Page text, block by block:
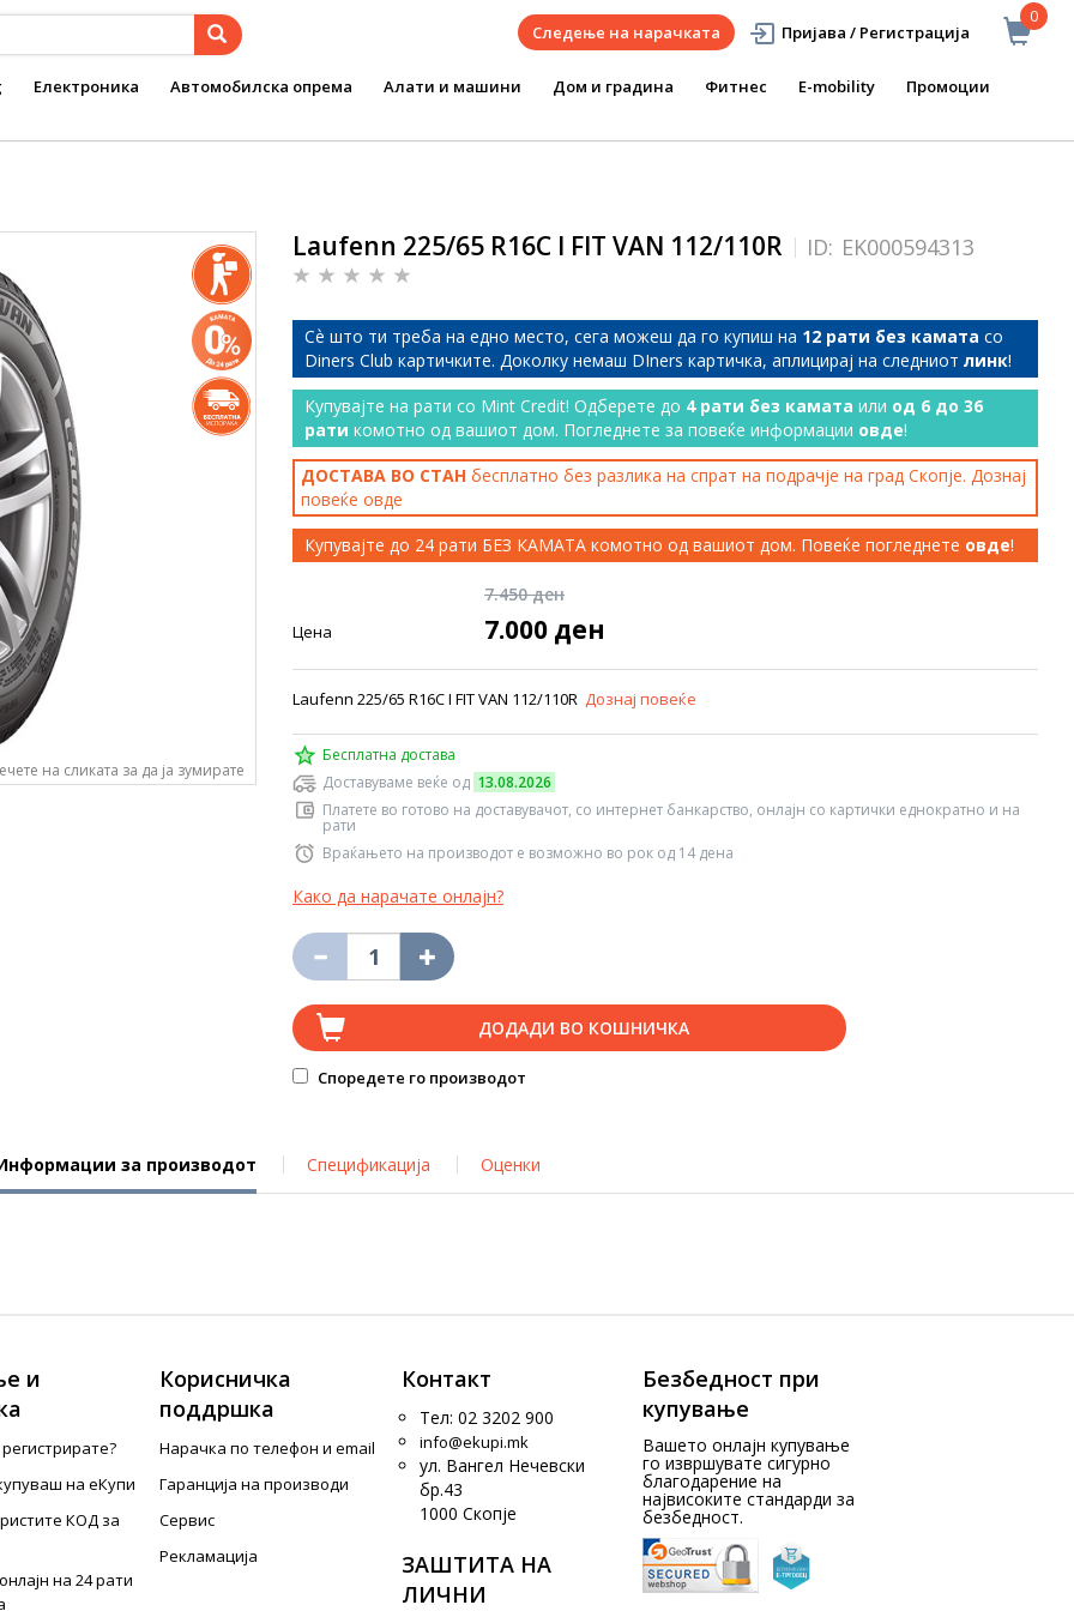
0
Следење на нарачката Пријава / Регистрација
Електроника Автомобилска опрема Алати и машини Дом и градина Фитнес E-mobility Промоции
на сликата за да ја зумирате
Laufenn 225/65 R16C I FIT VAN 112/110R ID: EK000594313
Сѐ што ти треба на едно место, сега можеш да го купиш на 12 рати без камата со
Diners Club картичките. Доколку немаш DIners картичка, аплицирај на следниот линк!
Купувајте на рати со Mint Credit! Одберете до 4 рати без камата или од 6 до 36
рати комотно од вашиот дом. Погледнете за повеќе информации овде!
ДОСТАВА ВО СТАН бесплатно без разлика на спрат на подрачје на град Скопје. Дознај
повеќе овде
Купувајте до 24 рати БЕЗ КАМАТА комотно од вашиот дом. Повеќе погледнете овде!
7.450 ден
Цена 7.000 ден
Laufenn 225/65 R16C I FIT VAN 112/110R Дознај повеќе
Бесплатна достава
Доставуваме веќе од 13.08.2026
Платете во готово на доставувачот, со интернет банкарство, онлајн со картички еднократно и на
рати
Враќањето на производот е возможно во рок од 14 дена
Како да нарачате онлајн?
ДОДАДИ ВО КОШНИЧКА
Споредете го производот
за производот Спецификација Оценки
и
на еКупи
КОД за
на 24 рати
Корисничка
поддршка
Нарачка по телефон и еmail
Гаранција на производи
Сервис
Рекламација
Контакт
Тел: 02 3202 900
info@ekupi.mk
ул. Вангел Нечевски
бр.43
1000 Скопје
ЗАШТИТА НА
ЛИЧНИ
Безбедност при
купување
Вашето онлајн купување
го извршувате сигурно
благодарение на
највисоките стандарди за
безбедност.